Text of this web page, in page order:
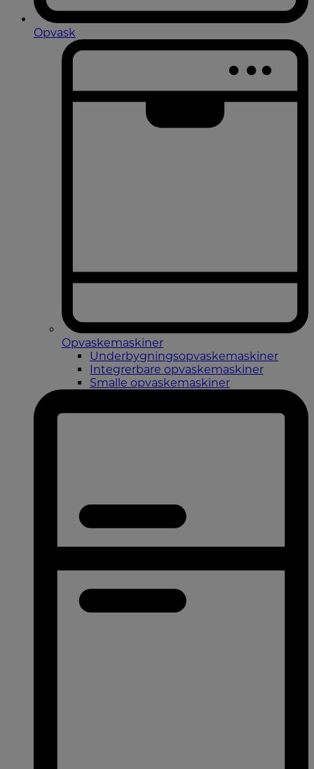
Opvask
Opvaskemaskiner
Underbygningsopvaskemaskiner
Integrerbare opvaskemaskiner
Smalle opvaskemaskiner